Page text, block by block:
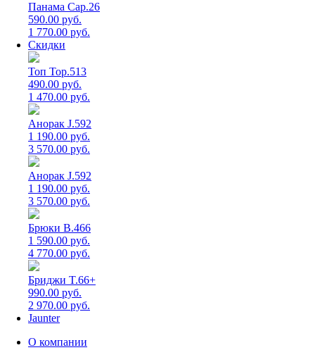
Панама Cap.26
590.00 руб.
1 770.00 руб.
Скидки
Топ Top.513
490.00 руб.
1 470.00 руб.
Анорак J.592
1 190.00 руб.
3 570.00 руб.
Анорак J.592
1 190.00 руб.
3 570.00 руб.
Брюки B.466
1 590.00 руб.
4 770.00 руб.
Бриджи T.66+
990.00 руб.
2 970.00 руб.
Jaunter
О компании